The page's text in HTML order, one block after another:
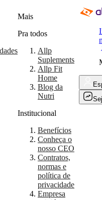
Mais
Pra todos
Allp
Suplements
Allp Fit
Home
Blog da
Nutri
Institucional
Benefícios
Conheça o
nosso CEO
Contratos,
normas e
política de
privacidade
Empresa